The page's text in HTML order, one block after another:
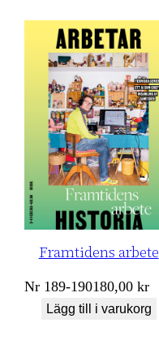
Framtidens arbete
Nr 189-190180,00kr
Lägg till i varukorg